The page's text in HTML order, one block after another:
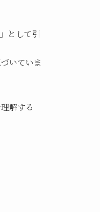
として引
いていま
解する